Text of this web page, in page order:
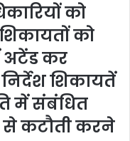
को
को
अटेंड कर
शिकायतें
में संबंधित
कटौती करने